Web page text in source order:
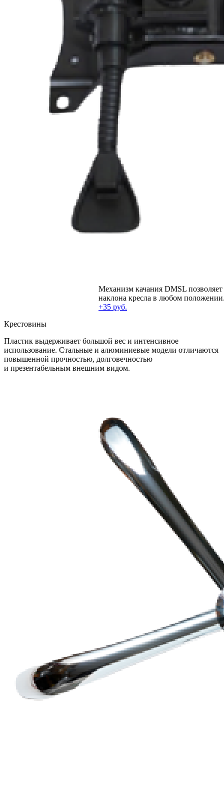
Механизм качания DMSL
наклона кресла в любом
+35 руб.
Крестовины
Пластик выдерживает большой вес и интенсивное
использование. Стальные и алюминиевые модели отличаются
повышенной прочностью, долговечностью
и презентабельным внешним видом.